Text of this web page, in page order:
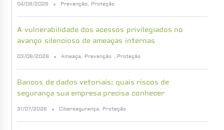
04/08/2026 Prevenção, Proteção
A vulnerabilidade dos acessos privilegiados no
avanço silencioso de ameaças internas
03/08/2026 Ameaça, Prevenção , Proteção
Bancos de dados vetoriais: quais riscos de
segurança sua empresa precisa conhecer
31/07/2026 Cibersegurança, Proteção